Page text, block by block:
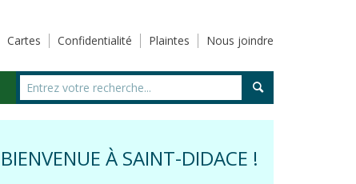
Cartes Confidentialité Plaintes Nous joindre
BIENVENUE À SAINT-DIDACE !